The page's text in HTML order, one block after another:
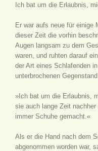
Ich bat um die Erlaubnis,
Er war aufs neue für einige
dieser Zeit die vorhin
Augen langsam zu dem
waren, und ruhten darauf
der Art eines Schlafenden
unterbrochenen
»Ich bat um die Erlaubnis,
sie auch lange Zeit
immer Schuhe gemacht.«
Als er die Hand nach dem
abgenommen worden war,